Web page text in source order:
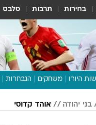
בחירות תרבות סלבס
היורו משחקים הנבחרות
בני יהודה אוהד קדוסי